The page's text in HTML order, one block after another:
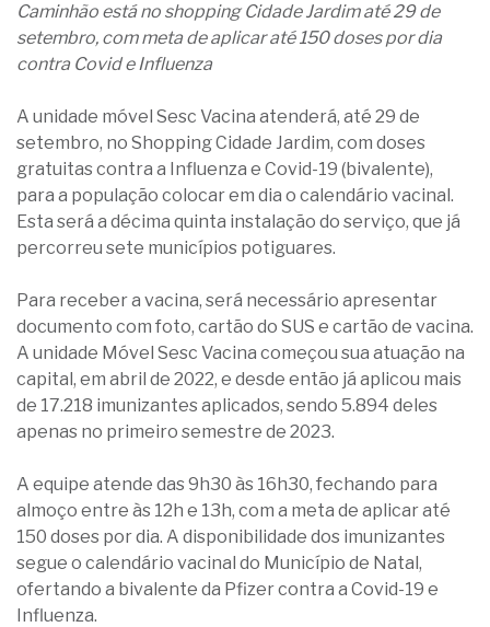
Caminhão está no shopping Cidade Jardim até 29 de
setembro, com meta de aplicar até 150 doses por dia
contra Covid e Influenza
A unidade móvel Sesc Vacina atenderá, até 29 de
setembro, no Shopping Cidade Jardim, com doses
gratuitas contra a Influenza e Covid-19 (bivalente),
para a população colocar em dia o calendário vacinal.
Esta será a décima quinta instalação do serviço, que já
percorreu sete municípios potiguares.
Para receber a vacina, será necessário apresentar
documento com foto, cartão do SUS e cartão de vacina.
A unidade Móvel Sesc Vacina começou sua atuação na
capital, em abril de 2022, e desde então já aplicou mais
de 17.218 imunizantes aplicados, sendo 5.894 deles
apenas no primeiro semestre de 2023.
A equipe atende das 9h30 às 16h30, fechando para
almoço entre às 12h e 13h, com a meta de aplicar até
150 doses por dia. A disponibilidade dos imunizantes
segue o calendário vacinal do Município de Natal,
ofertando a bivalente da Pfizer contra a Covid-19 e
Influenza.